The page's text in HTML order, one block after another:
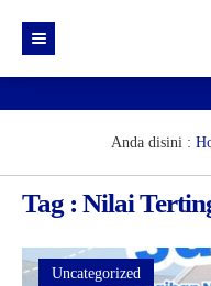
Data Guru
Portal Siswa
SPMB
Anda disini :
Tag : Nilai
Uncategorized